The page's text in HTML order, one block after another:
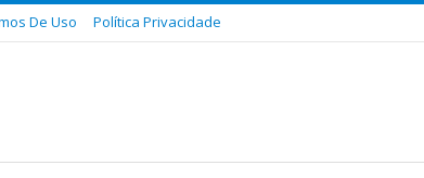
De Uso Política Privacidade